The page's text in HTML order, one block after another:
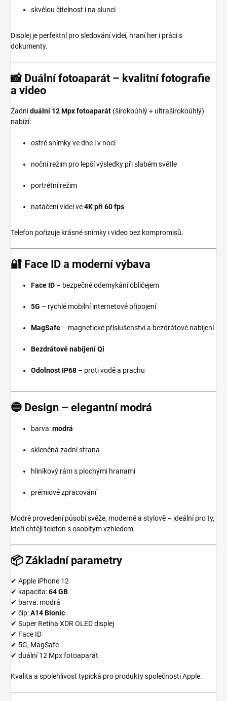
skvělou čitelnost i na slunci
Displej je perfektní pro sledování videí, hraní her i práci s
dokumenty.
📸 Duální fotoaparát – kvalitní fotografie
a video
Zadníduální 12 Mpx fotoaparát (širokoúhlý + ultraširokoúhlý)
nabízí:
ostré snímky ve dne i v noci
noční režim pro lepší výsledky při slabém světle
portrétní režim
natáčení videí ve4K při 60 fps
Telefon pořizuje krásné snímky i video bez kompromisů.
🔐 Face ID a moderní výbava
Face ID – bezpečné odemykání obličejem
5G – rychlé mobilní internetové připojení
MagSafe – magnetické příslušenství a bezdrátové nabíjení
Bezdrátové nabíjení Qi
Odolnost IP68 – proti vodě a prachu
🔵 Design – elegantní modrá
barva:modrá
skleněná zadní strana
hliníkový rám s plochými hranami
prémiové zpracování
Modré provedení působí svěže, moderně a stylově – ideální pro ty,
kteří chtějí telefon s osobitým vzhledem.
📦 Základní parametry
✔ Apple iPhone 12
✔ kapacita:64 GB
✔ barva: modrá
✔ čip:A14 Bionic
✔ Super Retina XDR OLED displej
✔ Face ID
✔ 5G, MagSafe
✔ duální 12 Mpx fotoaparát
Kvalita a spolehlivost typická pro produkty společnostiApple.